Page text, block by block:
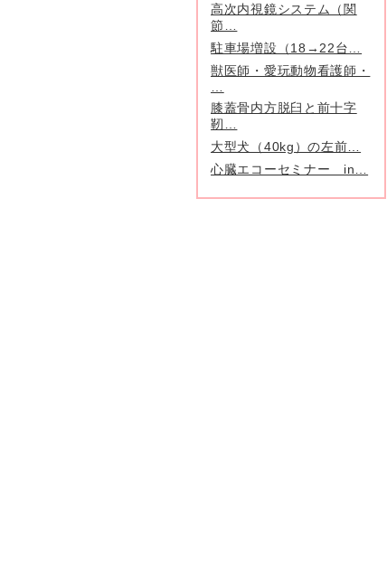
高次内視鏡システム（関
節…
駐車場増設（18→22台…
獣医師・愛玩動物看護師・
膝蓋骨内方脱臼と前十字
靭…
大型犬（40kg）の左前…
心臓エコーセミナー in…